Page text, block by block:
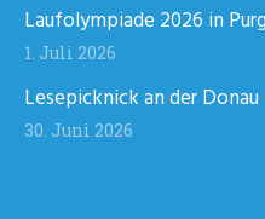
Laufolympiade 2026 in
1. Juli 2026
Lesepicknick an der Donau
30. Juni 2026